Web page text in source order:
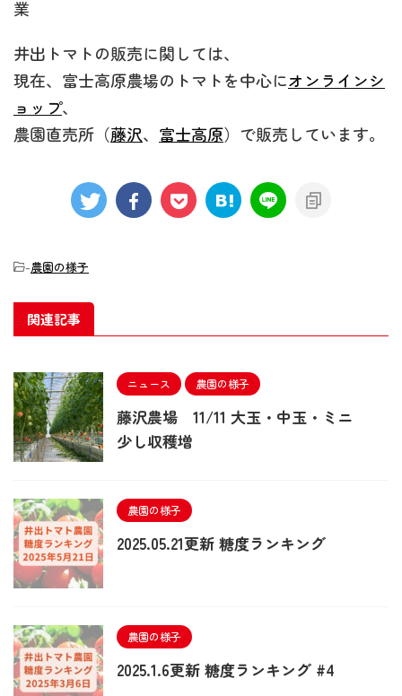
業
井出トマトの販売に関しては、
現在、富士高原農場のトマトを中心にオンラインシ
ョップ、
農園直売所（藤沢、 富士高原）で販売しています。
-農園の様子
関連記事
ニュース 農園の様子
藤沢農場 11/11 大玉・中玉・ミニ
少し収穫増
農園の様子
2025.05.21更新 糖度ランキング
農園の様子
2025.1.6更新 糖度ランキング #4